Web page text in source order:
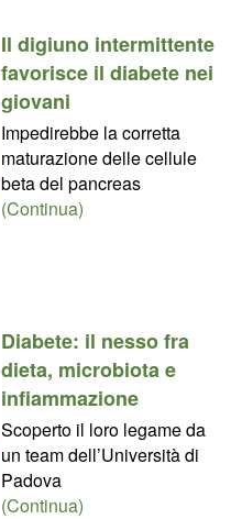
Il digiuno intermittente
favorisce il diabete nei
giovani
Impedirebbe la corretta
maturazione delle cellule
beta del pancreas
(Continua)
Diabete: il nesso fra
dieta, microbiota e
infiammazione
Scoperto il loro legame da
un team dell’Università di
Padova
(Continua)